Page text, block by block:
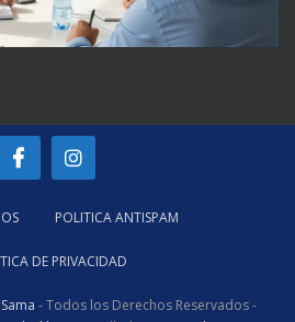
POLITICA ANTISPAM
DE PRIVACIDAD
- Todos los Derechos Reservados -